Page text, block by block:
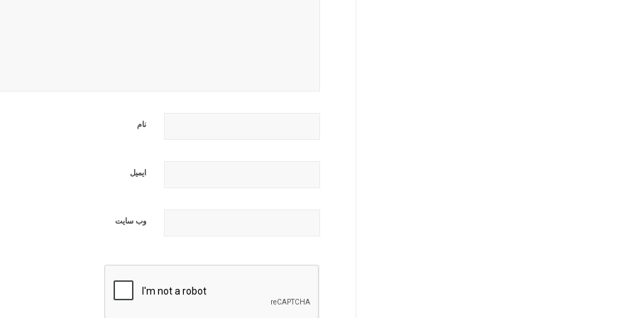
نام
ایمیل
وب‌ سایت